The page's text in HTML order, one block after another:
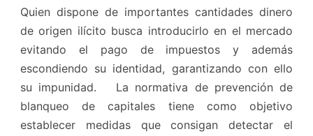
Quien dispone de importantes cantidades dinero
de origen ilícito busca introducirlo en el mercado
evitando el pago de impuestos y además
escondiendo su identidad, garantizando con ello
su impunidad. La normativa de prevención de
blanqueo de capitales tiene como objetivo
establecer medidas que consigan detectar el